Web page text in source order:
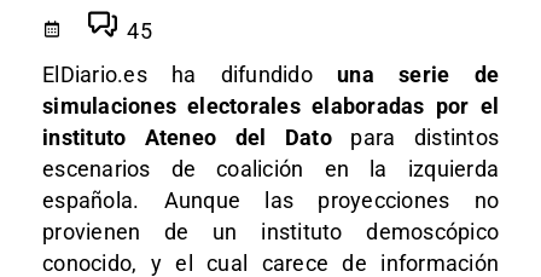
45
ElDiario.es ha difundidouna serie de
simulaciones electorales elaboradas por el
instituto Ateneo del Dato para distintos
escenarios de coalición en la izquierda
española. Aunque las proyecciones no
provienen de un instituto demoscópico
conocido, y el cual carece de información